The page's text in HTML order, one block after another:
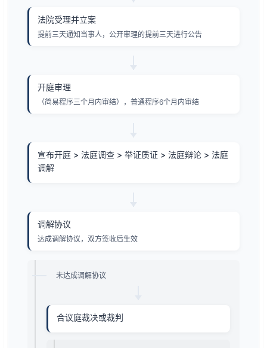
法院受理并立案
提前三天通知当事人，公开审理的提前三天进行公告
开庭审理
（简易程序三个月内审结），普通程序6个月内审结
宣布开庭 > 法庭调查 > 举证质证 > 法庭辩论 > 法庭
调解
调解协议
达成调解协议，双方签收后生效
未达成调解协议
合议庭裁决或裁判